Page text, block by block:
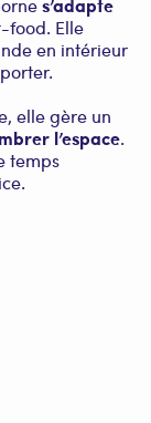
food. Elle
en intérieur
elle gère un
l’espace.
temps